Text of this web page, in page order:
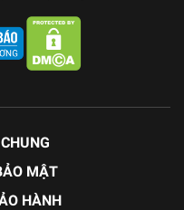
MẬT
HÀNH